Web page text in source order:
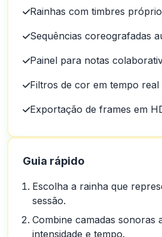
Rainhas com timbres
Sequências coreografadas
Painel para notas
Filtros de cor em tempo real
Exportação de frames em
Guia rápido
Escolha a rainha que
sessão.
Combine camadas sonoras
intensidade e tempo.